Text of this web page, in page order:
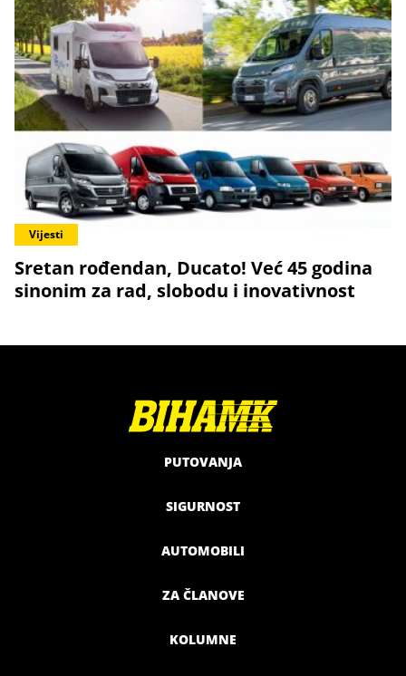
Vijesti
Sretan rođendan, Ducato! Već 45 godina
sinonim za rad, slobodu i inovativnost
PUTOVANJA
SIGURNOST
AUTOMOBILI
ZA ČLANOVE
KOLUMNE